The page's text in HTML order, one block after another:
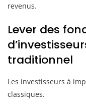
revenus.
Lever des
traditionnel
Les investisseurs à
classiques.